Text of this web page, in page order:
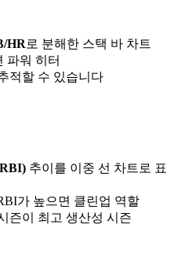
HR로 분해한 스택 바 차트
파워 히터
적할 수 있습니다
추이를 이중 선 차트로 표
가 높으면 클린업 역할
즌이 최고 생산성 시즌